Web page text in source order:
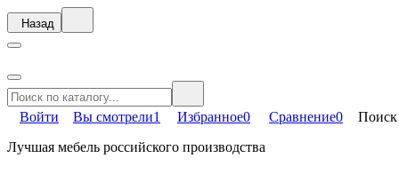
Назад
Войти Вы смотрели1 Избранное0 Сравнение0 Поиск
Лучшая мебель российского производства